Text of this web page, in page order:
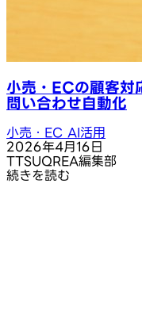
小売・ECの顧客対
問い合わせ自動化
小売・EC AI活用
2026年4月16日
TTSUQREA編集部
続きを読む